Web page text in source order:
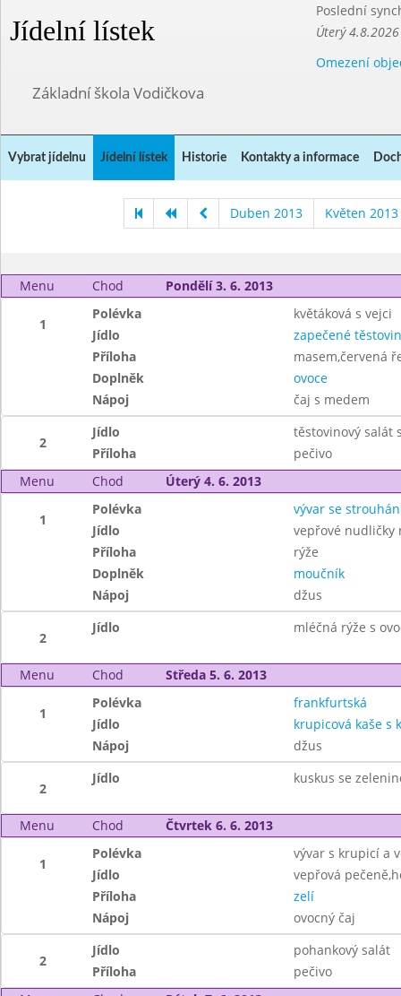
Jídelní lístek
Poslední
Úterý
Omezení
Základní škola Vodičkova
Vybrat jídelnu Jídelní lístek Historie Kontakty a informace
Duben 2013 Květen 2013
Menu Chod Pondělí 3. 6. 2013
1
Polévka
květáková s vejci
Jídlo
zapečené
Příloha
masem,červená
Doplněk
ovoce
Nápoj
čaj s medem
2
Jídlo
těstovinový salát
Příloha
pečivo
Menu
Chod Úterý 4. 6. 2013
1
Polévka
vývar se
Jídlo
vepřové nudličky
Příloha
rýže
Doplněk
moučník
Nápoj
džus
2
Jídlo mléčná rýže s
Menu Chod Středa 5. 6. 2013
1
Polévka
frankfurtská
Jídlo
krupicová kaše s
Nápoj
džus
2
Jídlo kuskus se
Menu Chod Čtvrtek 6. 6. 2013
1
Polévka
vývar s krupicí a
Jídlo
vepřová
Příloha
zelí
Nápoj
ovocný čaj
2
Jídlo
pohankový salát
Příloha
pečivo